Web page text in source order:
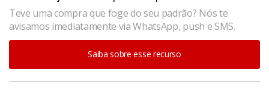
Teve uma compra que foge do seu padrão? Nós te
avisamos imediatamente via WhatsApp, push e SMS.
Saiba sobre esse recurso